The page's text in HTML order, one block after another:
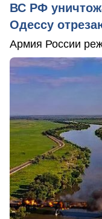
ВС РФ
Одессу
Армия России